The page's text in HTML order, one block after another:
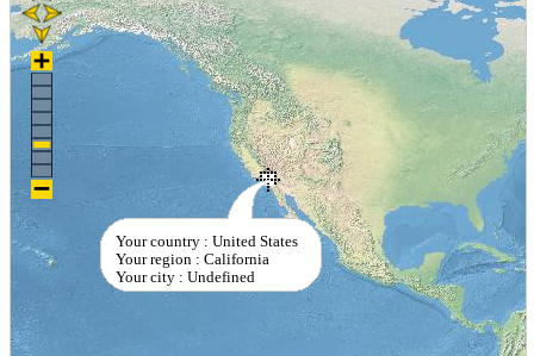
Your country : United States
Your region : California
Your city : Undefined